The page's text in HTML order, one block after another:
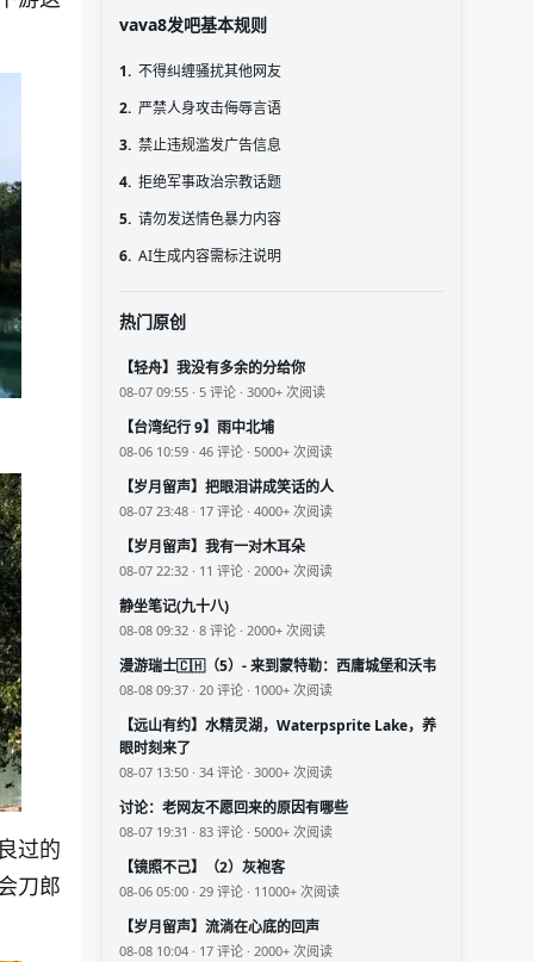
过的
刀郎
vava8发吧基本规则
1. 不得纠缠骚扰其他网友
2. 严禁人身攻击侮辱言语
3. 禁止违规滥发广告信息
4. 拒绝军事政治宗教话题
5. 请勿发送情色暴力内容
6. AI生成内容需标注说明
热门原创
【轻舟】我没有多余的分给你
08-07 09:55 · 5 评论 · 3000+ 次阅读
【台湾纪行 9】雨中北埔
08-06 10:59 · 46 评论 · 5000+ 次阅读
【岁月留声】把眼泪讲成笑话的人
08-07 23:48 · 17 评论 · 4000+ 次阅读
【岁月留声】我有一对木耳朵
08-07 22:32 · 11 评论 · 2000+ 次阅读
静坐笔记(九十八)
08-08 09:32 · 8 评论 · 2000+ 次阅读
漫游瑞士🇨🇭（5）- 来到蒙特勒：西庸城堡和沃韦
08-08 09:37 · 20 评论 · 1000+ 次阅读
【远山有约】水精灵湖，Waterpsprite Lake，养
眼时刻来了
08-07 13:50 · 34 评论 · 3000+ 次阅读
讨论：老网友不愿回来的原因有哪些
08-07 19:31 · 83 评论 · 5000+ 次阅读
【镜照不己】（2）灰袍客
08-06 05:00 · 29 评论 · 11000+ 次阅读
【岁月留声】流淌在心底的回声
08-08 10:04 · 17 评论 · 2000+ 次阅读